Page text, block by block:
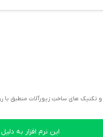
های ساختِ زیورآلات منطبق با
این نرم افزار به